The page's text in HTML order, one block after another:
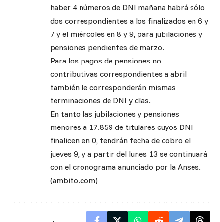
haber 4 números de DNI mañana habrá sólo
dos correspondientes a los finalizados en 6 y
7 y el miércoles en 8 y 9, para jubilaciones y
pensiones pendientes de marzo.
Para los pagos de pensiones no
contributivas correspondientes a abril
también le corresponderán mismas
terminaciones de DNI y días.
En tanto las jubilaciones y pensiones
menores a 17.859 de titulares cuyos DNI
finalicen en 0, tendrán fecha de cobro el
jueves 9, y a partir del lunes 13 se continuará
con el cronograma anunciado por la Anses.
(ambito.com)